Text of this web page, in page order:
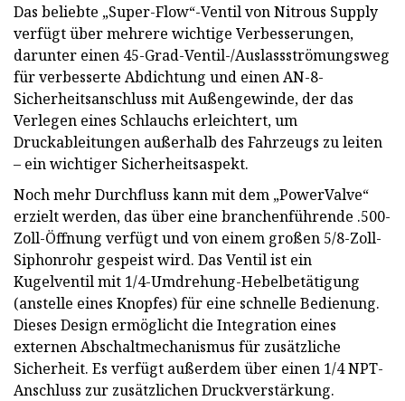
Das beliebte „Super-Flow“-Ventil von Nitrous Supply
verfügt über mehrere wichtige Verbesserungen,
darunter einen 45-Grad-Ventil-/Auslassströmungsweg
für verbesserte Abdichtung und einen AN-8-
Sicherheitsanschluss mit Außengewinde, der das
Verlegen eines Schlauchs erleichtert, um
Druckableitungen außerhalb des Fahrzeugs zu leiten
– ein wichtiger Sicherheitsaspekt.
Noch mehr Durchfluss kann mit dem „PowerValve“
erzielt werden, das über eine branchenführende .500-
Zoll-Öffnung verfügt und von einem großen 5/8-Zoll-
Siphonrohr gespeist wird. Das Ventil ist ein
Kugelventil mit 1/4-Umdrehung-Hebelbetätigung
(anstelle eines Knopfes) für eine schnelle Bedienung.
Dieses Design ermöglicht die Integration eines
externen Abschaltmechanismus für zusätzliche
Sicherheit. Es verfügt außerdem über einen 1/4 NPT-
Anschluss zur zusätzlichen Druckverstärkung.